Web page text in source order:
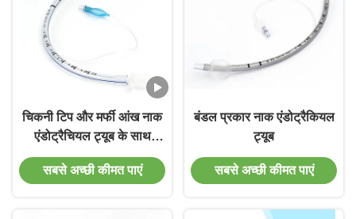
चिकनी टिप और मर्फी आंख नाक
एंडोट्रैचियल ट्यूब के साथ
माइक्रो-पतली पीयू कैप्ड
सबसे अच्छी कीमत पाएं
बंडल प्रकार नाक एंडोट्रैकियल
ट्यूब
सबसे अच्छी कीमत पाएं